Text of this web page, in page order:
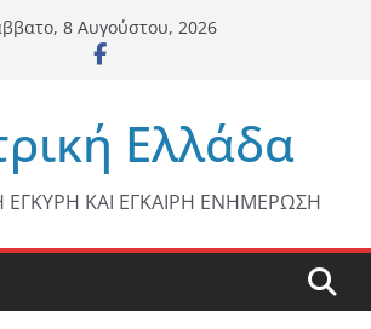
8 Αυγούστου, 2026
Ελλάδα
ΚΑΙ ΕΓΚΑΙΡΗ ΕΝΗΜΕΡΩΣΗ